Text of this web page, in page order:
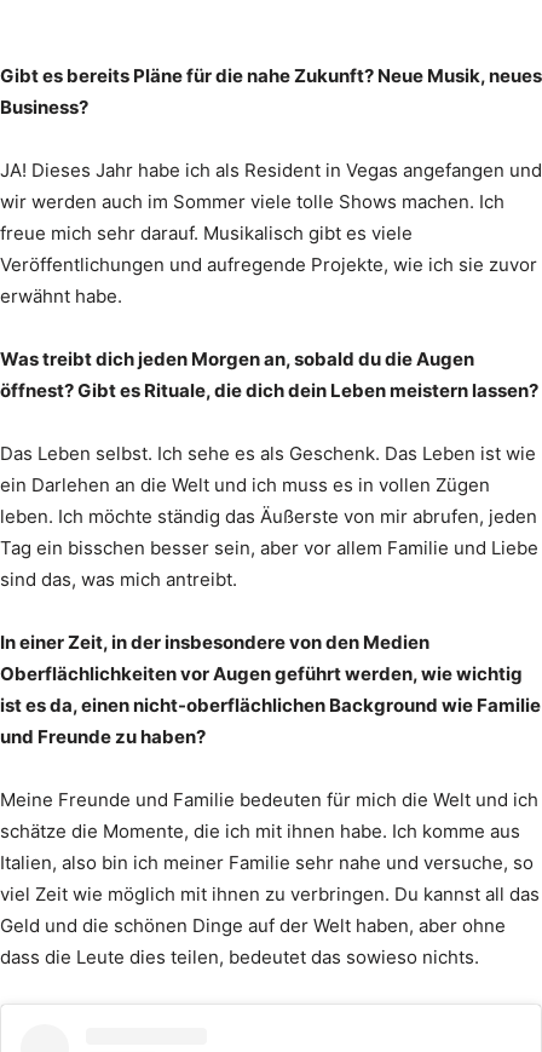
Gibt es bereits Pläne für die nahe Zukunft? Neue Musik, neues
Business?
JA! Dieses Jahr habe ich als Resident in Vegas angefangen und
wir werden auch im Sommer viele tolle Shows machen. Ich
freue mich sehr darauf. Musikalisch gibt es viele
Veröffentlichungen und aufregende Projekte, wie ich sie zuvor
erwähnt habe.
Was treibt dich jeden Morgen an, sobald du die Augen
öffnest? Gibt es Rituale, die dich dein Leben meistern lassen?
Das Leben selbst. Ich sehe es als Geschenk. Das Leben ist wie
ein Darlehen an die Welt und ich muss es in vollen Zügen
leben. Ich möchte ständig das Äußerste von mir abrufen, jeden
Tag ein bisschen besser sein, aber vor allem Familie und Liebe
sind das, was mich antreibt.
In einer Zeit, in der insbesondere von den Medien
Oberflächlichkeiten vor Augen geführt werden, wie wichtig
ist es da, einen nicht-oberflächlichen Background wie Familie
und Freunde zu haben?
Meine Freunde und Familie bedeuten für mich die Welt und ich
schätze die Momente, die ich mit ihnen habe. Ich komme aus
Italien, also bin ich meiner Familie sehr nahe und versuche, so
viel Zeit wie möglich mit ihnen zu verbringen. Du kannst all das
Geld und die schönen Dinge auf der Welt haben, aber ohne
dass die Leute dies teilen, bedeutet das sowieso nichts.